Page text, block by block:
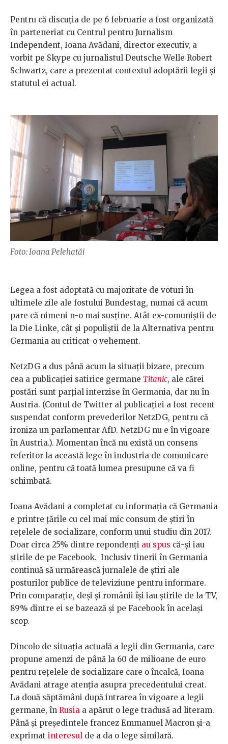
Pentru că discuția de pe 6 februarie a fost organizată
în parteneriat cu Centrul pentru Jurnalism
Independent, Ioana Avădani, director executiv, a
vorbit pe Skype cu jurnalistul Deutsche Welle Robert
Schwartz, care a prezentat contextul adoptării legii și
statutul ei actual.
Foto: Ioana Pelehatăi
Legea a fost adoptată cu majoritate de voturi în
ultimele zile ale fostului Bundestag, numai că acum
pare că nimeni n-o mai susține. Atât ex-comuniștii de
la Die Linke, cât și populiștii de la Alternativa pentru
Germania au criticat-o vehement.
NetzDG a dus până acum la situații bizare, precum
cea a publicației satirice germane Titanic, ale cărei
postări sunt parțial interzise în Germania, dar nu în
Austria. (Contul de Twitter al publicației a fost recent
suspendat conform prevederilor NetzDG, pentru că
ironiza un parlamentar AfD. NetzDG nu e în vigoare
în Austria.). Momentan încă nu există un consens
referitor la această lege în industria de comunicare
online, pentru că toată lumea presupune că va fi
schimbată.
Ioana Avădani a completat cu informația că Germania
e printre țările cu cel mai mic consum de știri în
rețelele de socializare, conform unui studiu din 2017.
Doar circa 25% dintre repondenți au spus că-și iau
știrile de pe Facebook. Inclusiv tinerii în Germania
continuă să urmărească jurnalele de știri ale
posturilor publice de televiziune pentru informare.
Prin comparație, deși și românii își iau știrile de la TV,
89% dintre ei se bazează și pe Facebook în același
scop.
Dincolo de situația actuală a legii din Germania, care
propune amenzi de până la 60 de milioane de euro
pentru rețelele de socializare care o încalcă, Ioana
Avădani atrage atenția asupra precedentului creat.
La două săptămâni după intrarea în vigoare a legii
germane, în Rusia a apărut o lege tradusă ad literam.
Până și președintele francez Emmanuel Macron și-a
exprimat interesul de a da o lege similară.